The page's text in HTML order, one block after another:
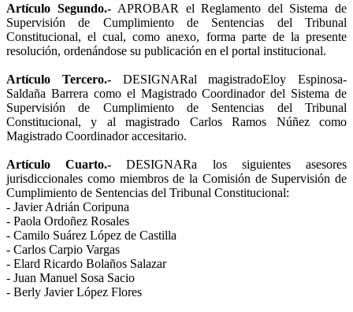
Artículo Segundo.-APROBAR el Reglamento del Sistema de
Supervisión de Cumplimiento de Sentencias del Tribunal
Constitucional, el cual, como anexo, forma parte de la presente
resolución, ordenándose su publicación en el portal institucional.
Artículo Tercero.-DESIGNARal magistradoEloy Espinosa-
Saldaña Barrera como el Magistrado Coordinador del Sistema de
Supervisión de Cumplimiento de Sentencias del Tribunal
Constitucional, y al magistrado Carlos Ramos Núñez como
Magistrado Coordinador accesitario.
Artículo Cuarto.- DESIGNARa los siguientes asesores
jurisdiccionales como miembros de la Comisión de Supervisión de
Cumplimiento de Sentencias del Tribunal Constitucional:
- Javier Adrián Coripuna
- Paola Ordoñez Rosales
- Camilo Suárez López de Castilla
- Carlos Carpio Vargas
- Elard Ricardo Bolaños Salazar
- Juan Manuel Sosa Sacio
- Berly Javier López Flores